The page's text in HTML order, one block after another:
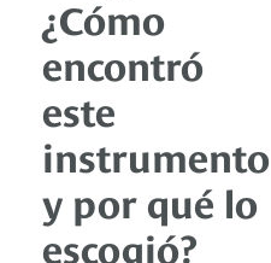
¿Cómo
encontró
este
instrumento
y por qué lo
escogió?